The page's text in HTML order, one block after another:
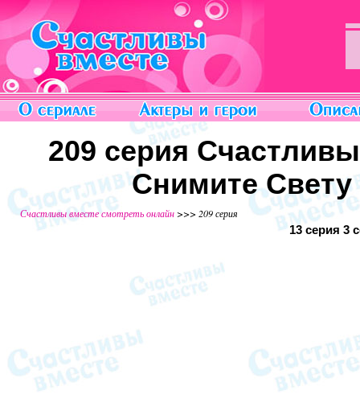
209 серия
Снимите
Счастливы вместе смотреть онлайн>>> 209 серия
13 серия 3